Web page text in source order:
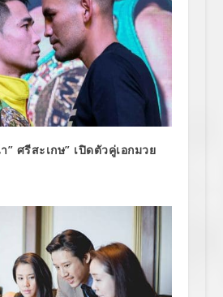
ศรีสะเกษ” เปิดตัวคู่เอกมวย